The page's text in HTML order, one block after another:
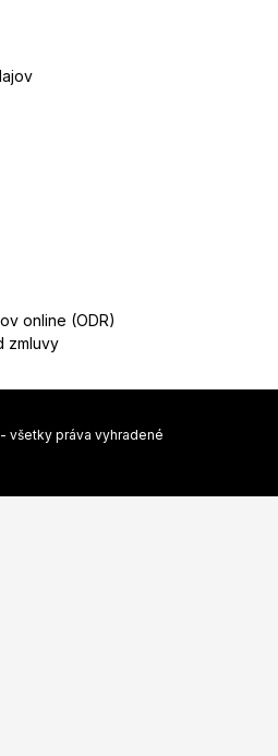
online (ODR)
zmluvy
všetky práva vyhradené